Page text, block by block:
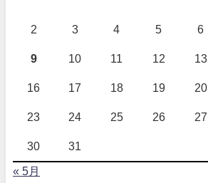
2 3 4 5 6
9 10 11 12 13
16 17 18 19 20
23 24 25 26 27
30 31
« 5月